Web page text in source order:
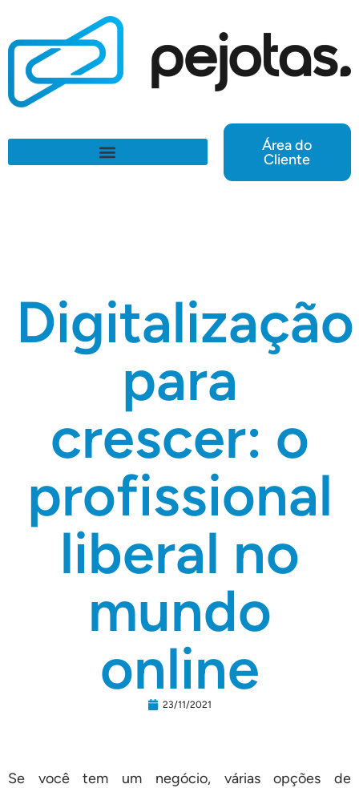
Área do
Cliente
Digitalização
para
crescer: o
profissional
liberal no
mundo
online
23/11/2021
Se você tem um negócio, várias opções de